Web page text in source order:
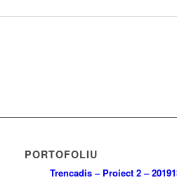
PORTOFOLIU
Trencadis – Proiect 2 – 2019